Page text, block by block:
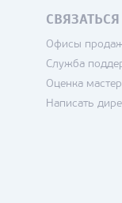
СВЯЗАТЬСЯ
Офисы
Служба
Оценка
Написать